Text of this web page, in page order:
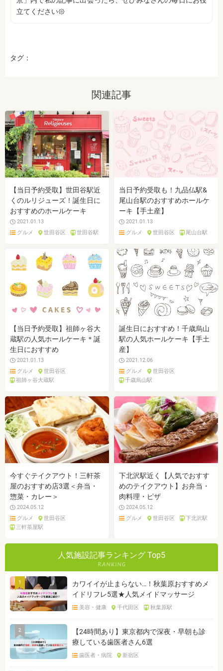
立てください𑁍
タグ：
関連記事
【当日予約受取】世田谷駅近
くのルリジューズ！誕生日に
おすすめのホールケーキ
2021.01.13
グルメ
世田谷区 世田谷駅
当日予約受取も！九品仏駅&
尾山台駅のおすすめホールケ
ーキ【手土産】
2021.01.13
グルメ
世田谷区 尾山台駅
【当日予約受取】祖師ヶ谷大
蔵駅の人気ホールケーキ＊誕
生日におすすめ
2021.01.13
グルメ
世田谷区
祖師ヶ谷大蔵駅
誕生日におすすめ！千歳烏山
駅の人気ホールケーキ【手土
産】
2021.12.06
グルメ
世田谷区
千歳烏山駅
今すぐテイクアウト！三軒茶
屋のおすすめ店3選＜弁当・
惣菜・カレー＞
2024.05.12
グルメ
世田谷区
三軒茶屋駅
下北沢駅近く【人気でおすす
めのテイクアウト】お弁当・
肉料理・ピザ
2024.05.12
グルメ
世田谷区 下北沢駅
人気施設記事ランキング Top5
1
カワイイが止まらない…！秋葉原おすすめメ
イドリフレ5選★人気メイドマッサージ
美容・健康 千代田区 秋葉原駅
2
【24時間あり】東京都内で深夜・早朝も診
療している歯医者さん6選
歯医者・病院 新宿区